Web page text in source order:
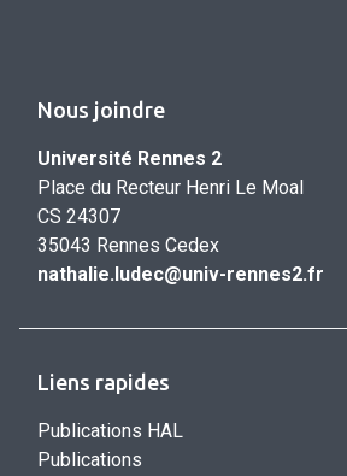
Nous joindre
Université Rennes 2
Place du Recteur Henri Le Moal
CS 24307
35043 Rennes Cedex
nathalie.ludec@univ-rennes2.fr
Liens rapides
Publications HAL
Publications